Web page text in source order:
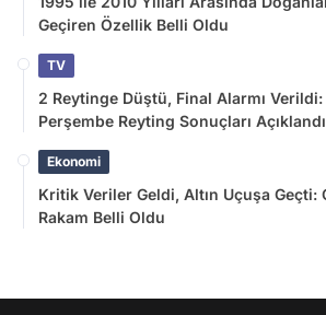
Geçiren Özellik Belli Oldu
TV
2 Reytinge Düştü, Final Alarmı
Perşembe Reyting Sonuçları Açıklandı
Ekonomi
Kritik Veriler Geldi, Altın Uçuşa Geçti:
Rakam Belli Oldu